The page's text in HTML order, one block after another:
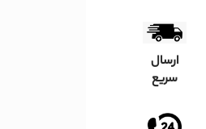
ارسال
سریع